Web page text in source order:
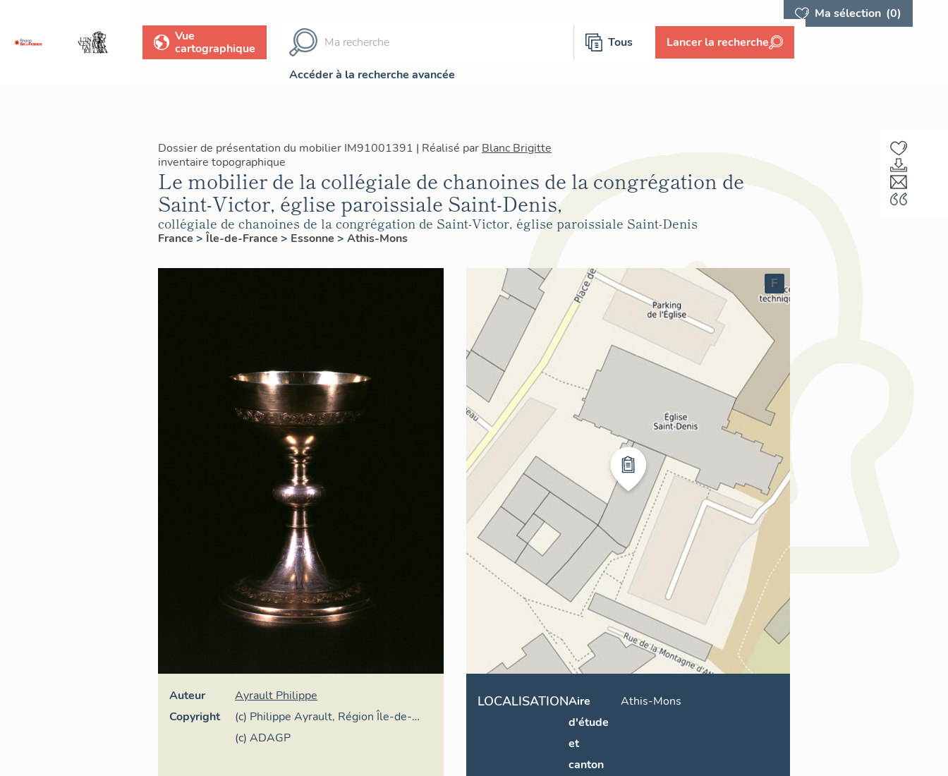
Ma sélection (0)
Vue
cartographique
Tous Lancer la recherche
Accéder à la recherche avancée
Dossier de présentation du mobilier IM91001391 | Réalisé par Blanc Brigitte
inventaire topographique
Le mobilier de la collégiale de chanoines de la congrégation de
Saint-Victor, église paroissiale Saint-Denis,
collégiale de chanoines de la congrégation de Saint-Victor, église paroissiale Saint-Denis
France > Île-de-France > Essonne > Athis-Mons
Auteur
Ayrault Philippe
Copyright
(c) Philippe Ayrault, Région Île-de-
France
(c) ADAGP
F
LOCALISATIONAire
d'étude
et
canton
Athis-Mons